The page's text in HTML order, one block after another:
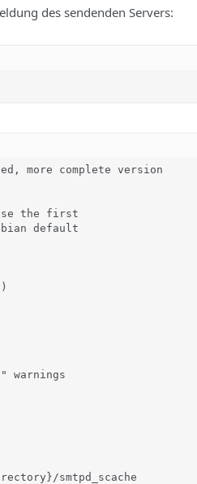
des sendenden Servers:
more complete version
the first
default
warnings
smtpd_scache